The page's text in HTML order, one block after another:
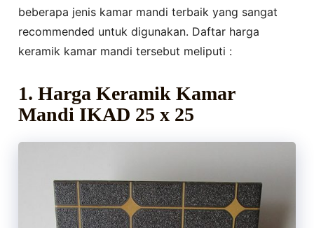
beberapa jenis kamar mandi terbaik yang sangat
recommended untuk digunakan. Daftar harga
keramik kamar mandi tersebut meliputi :
1. Harga Keramik Kamar
Mandi IKAD 25 x 25